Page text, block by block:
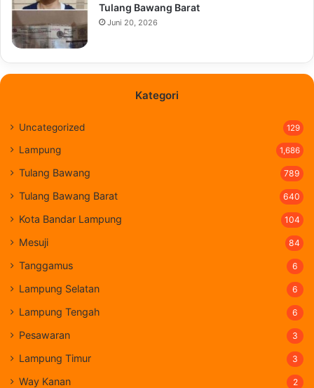
Tulang Bawang Barat
Juni 20, 2026
Kategori
Uncategorized 129
Lampung 1,686
Tulang Bawang 789
Tulang Bawang Barat 640
Kota Bandar Lampung 104
Mesuji 84
Tanggamus 6
Lampung Selatan 6
Lampung Tengah 6
Pesawaran 3
Lampung Timur 3
Way Kanan 2